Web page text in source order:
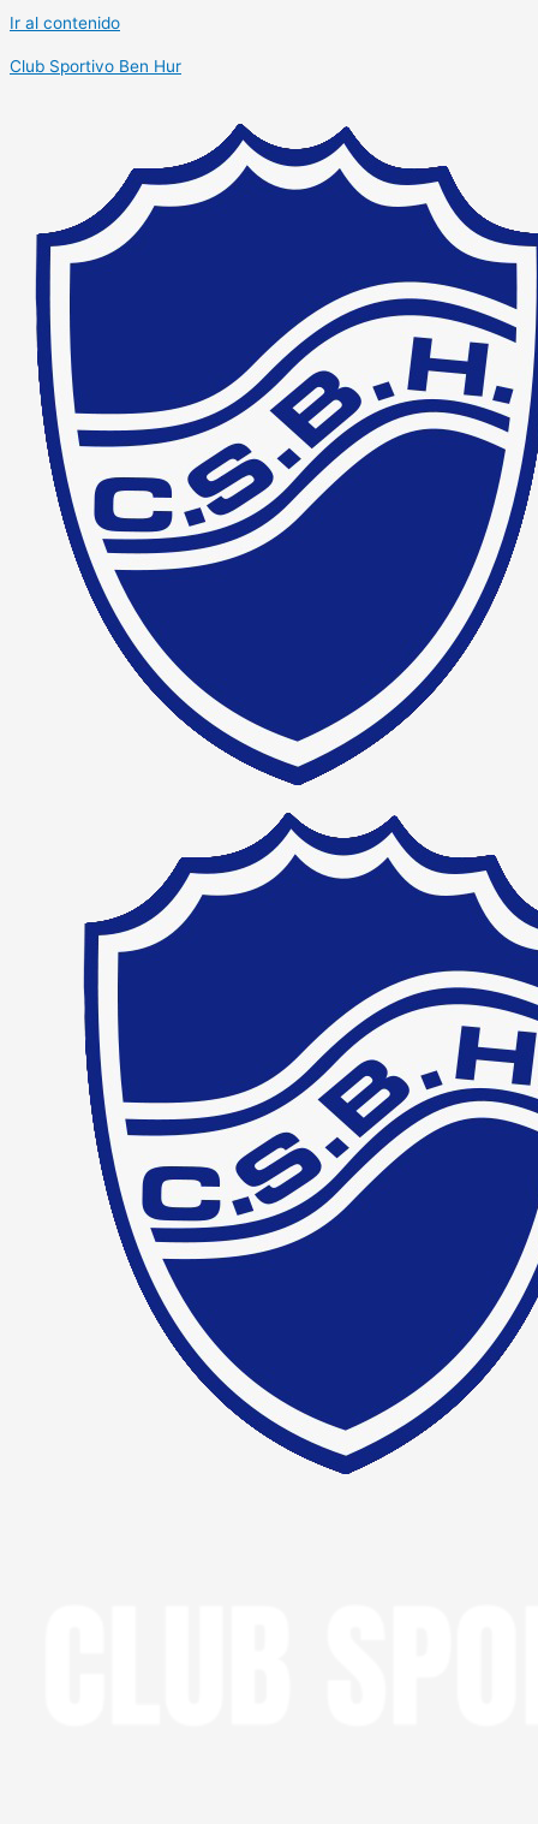
Ir al contenido
Club Sportivo Ben Hur